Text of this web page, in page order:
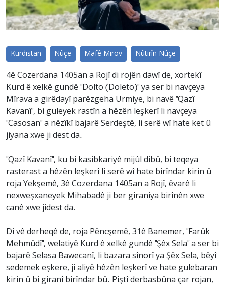
Kurdistan Nûçe Mafê Mirov Nûtirîn Nûçe
4ê Cozerdana 1405an a Rojî di rojên dawî de, xortekî
Kurd ê xelkê gundê "Dolto (Doleto)" ya ser bi navçeya
Mîrava a girêdayî parêzgeha Urmiye, bi navê "Qazî
Kavanî", bi guleyek rastîn a hêzên leşkerî li navçeya
"Casosan" a nêzîkî bajarê Serdeştê, li serê wî hate ket û
jiyana xwe ji dest da.
"Qazî Kavanî", ku bi kasibkariyê mijûl dibû, bi teqeya
rasterast a hêzên leşkerî li serê wî hate birîndar kirin û
roja Yekşemê, 3ê Cozerdana 1405an a Rojî, êvarê li
nexweşxaneyek Mihabadê ji ber giraniya birînên xwe
canê xwe jidest da.
Di vê derheqê de, roja Pêncşemê, 31ê Banemer, "Farûk
Mehmûdî", welatiyê Kurd ê xelkê gundê "Şêx Sela" a ser bi
bajarê Selasa Bawecanî, li bazara sînorî ya Şêx Sela, bêyî
sedemek eşkere, ji aliyê hêzên leşkerî ve hate gulebaran
kirin û bi giranî birîndar bû. Piştî derbasbûna çar rojan,